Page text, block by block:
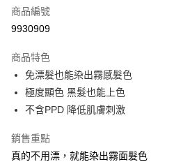
信用卡一次付款
LINE Pay
Apple Pay
悠遊付
商品編號
9930909
商品特色
免漂髮也能染出霧感髮色
極度顯色 黑髮也能上色
不含PPD 降低肌膚刺激
銷售重點
真的不用漂，就能染出霧面髮色